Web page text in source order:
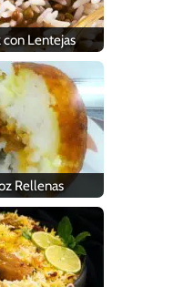
con Lentejas
Rellenas